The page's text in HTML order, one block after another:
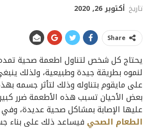
تاريخ أكتوبر 26, 2020
Share
يحتاج كل شخص لتناول اطعمة صحية تمده
لنموه بطريقة جيدة وطبيعية، ولذلك
على مايقوم بتناوله وذلك لتأثر جسمه
بعض الأحيان تسبب هذه الأطعمة ضرر
عليها الإصابة بمشاكل صحية عديدة، وفي
الطعام الصحي فيساعد ذلك على